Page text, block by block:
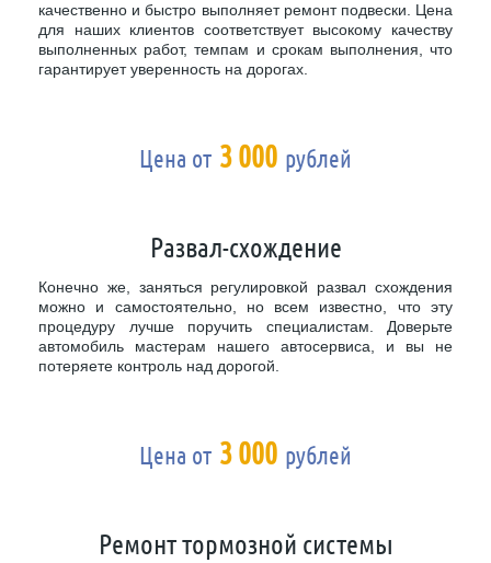
качественно и быстро выполняет ремонт подвески. Цена
для наших клиентов соответствует высокому качеству
выполненных работ, темпам и срокам выполнения, что
гарантирует уверенность на дорогах.
Цена от 3 000 рублей
Развал-схождение
Конечно же, заняться регулировкой развал схождения
можно и самостоятельно, но всем известно, что эту
процедуру лучше поручить специалистам. Доверьте
автомобиль мастерам нашего автосервиса, и вы не
потеряете контроль над дорогой.
Цена от 3 000 рублей
Ремонт тормозной системы